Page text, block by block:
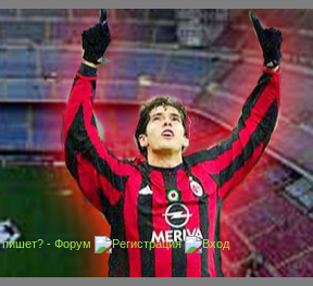
пишет? - Форум Регистрация Вход